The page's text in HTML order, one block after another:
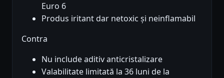
Euro 6
Produs iritant dar netoxic și neinflamabil
Contra
Nu include aditiv anticristalizare
Valabilitate limitată la 36 luni de la